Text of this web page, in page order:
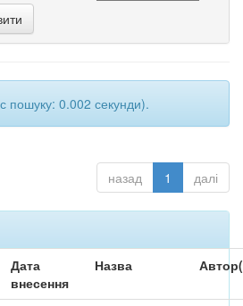
пошуку: 0.002 секунди).
назад 1 далі
Дата
внесення
Назва